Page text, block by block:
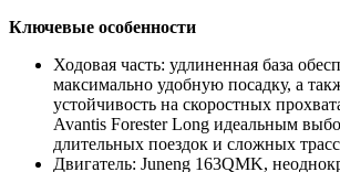
Ключевые особенности
Ходовая часть: удлиненная база
максимально удобную посадку, а
устойчивость на скоростных
Avantis Forester Long идеальным
длительных поездок и сложных трасс
Двигатель: Juneng 163QMK,